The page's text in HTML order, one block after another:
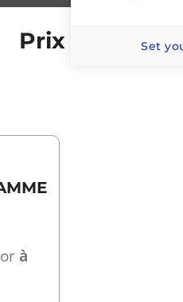
Prix de l'or
orà
Set